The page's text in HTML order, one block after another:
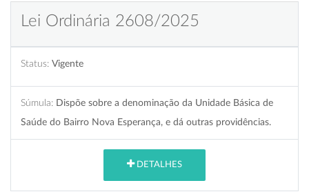
Lei Ordinária 2608/2025
Status: Vigente
Súmula: Dispõe sobre a denominação da Unidade Básica de
Saúde do Bairro Nova Esperança, e dá outras providências.
DETALHES